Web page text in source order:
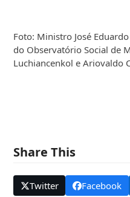
Foto: Ministro José
do Observatório Social de
Luchiancenkol e Ariovaldo
Share This
Twitter Facebook